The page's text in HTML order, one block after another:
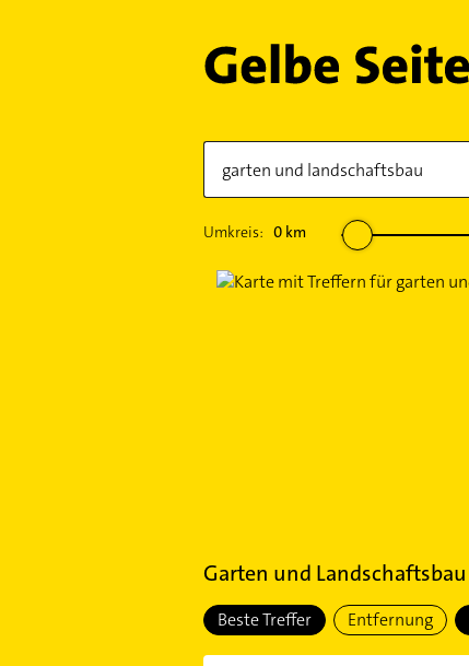
Umkreis: 0km
Garten und Landschaftsbau
Beste Treffer Entfernung